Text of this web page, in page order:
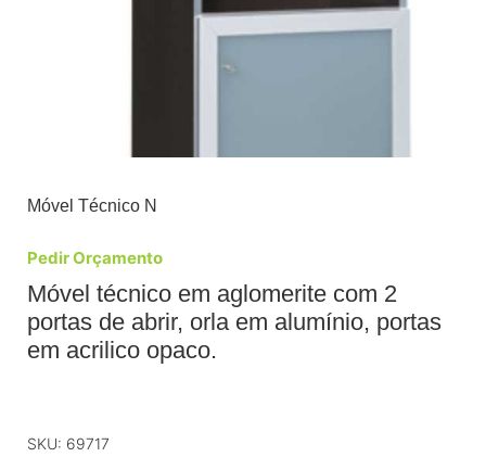
Móvel Técnico N
Pedir Orçamento
Móvel técnico em aglomerite com 2
portas de abrir, orla em alumínio, portas
em acrilico opaco.
SKU: 69717